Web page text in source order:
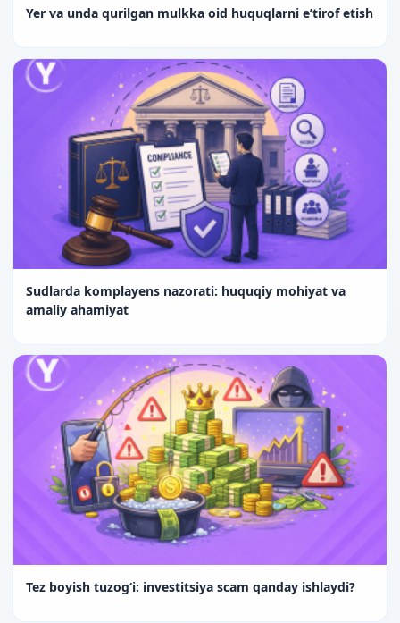
Yer va unda qurilgan mulkka oid huquqlarni e’tirof etish
Sudlarda komplayens nazorati: huquqiy mohiyat va
amaliy ahamiyat
Tez boyish tuzog‘i: investitsiya scam qanday ishlaydi?